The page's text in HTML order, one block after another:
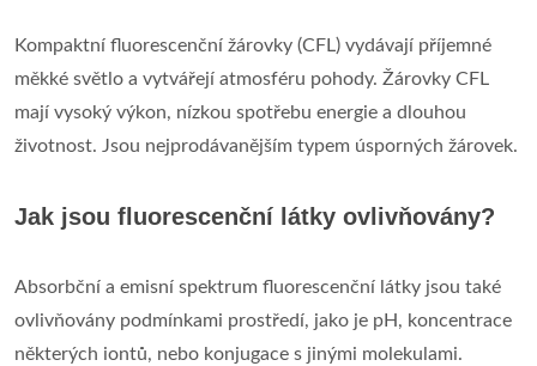
Kompaktní fluorescenční žárovky (CFL) vydávají příjemné
měkké světlo a vytvářejí atmosféru pohody. Žárovky CFL
mají vysoký výkon, nízkou spotřebu energie a dlouhou
životnost. Jsou nejprodávanějším typem úsporných žárovek.
Jak jsou fluorescenční látky ovlivňovány?
Absorbční a emisní spektrum fluorescenční látky jsou také
ovlivňovány podmínkami prostředí, jako je pH, koncentrace
některých iontů, nebo konjugace s jinými molekulami.